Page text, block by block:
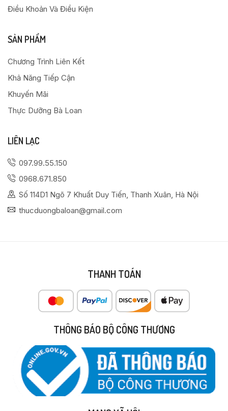
Điều Khoản Và Điều Kiện
SẢN PHẨM
Chương Trình Liên Kết
Khả Năng Tiếp Cận
Khuyến Mãi
Thực Dưỡng Bà Loan
LIÊN LẠC
097.99.55.150
0968.671.850
Số 114D1 Ngõ 7 Khuất Duy Tiến, Thanh Xuân, Hà Nội
thucduongbaloan@gmail.com
THANH TOÁN
THÔNG BÁO BỘ CÔNG THƯƠNG